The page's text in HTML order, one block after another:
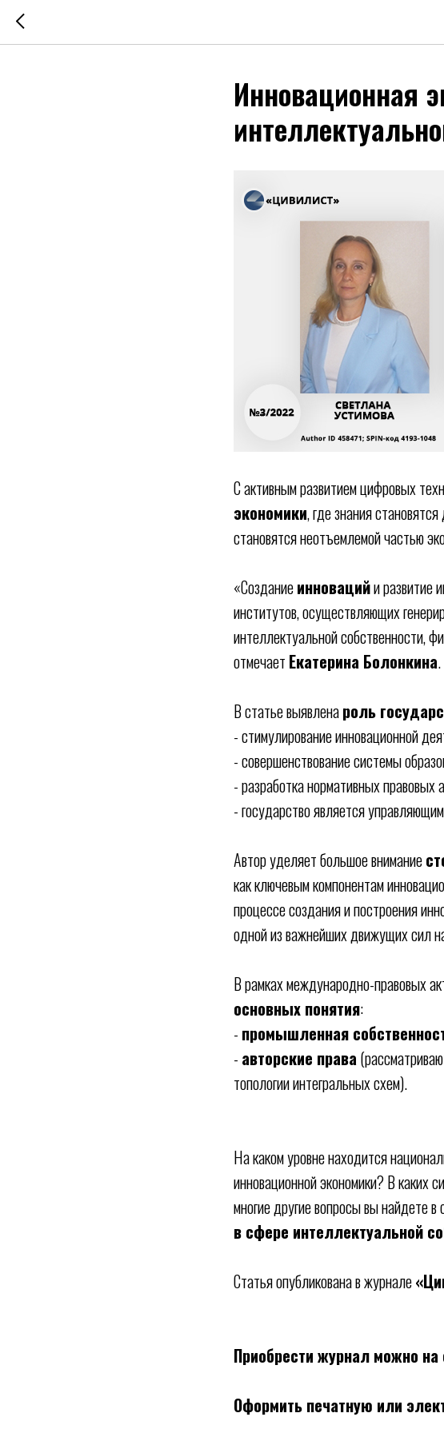
Инновационная
С активным развитием цифровых
экономики, где знания
становятся неотъемлемой частью
«Созданиеинновацийи развитие
институтов, осуществляющих
интеллектуальной собственности,
отмечает Екатерина Болонкина.
В статье выявленароль
- стимулирование инновационной
- совершенствование системы
- разработка нормативных
- государство является
Автор уделяет большое внимание
как ключевым компонентам
процессе создания и построения
одной из важнейших движущих сил
В рамках международно-правовых
основных понятия:
- промышленная
- авторские права
топологии интегральных схем).
На каком уровне находится
инновационной экономики? В каких
многие другие вопросы вы найдете в
в сфере интеллектуальной
Статья опубликована в журнале
Приобрести журнал можно на
Оформить печатную или